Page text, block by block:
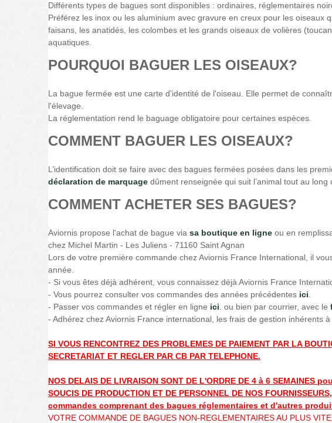
Différents types de bagues sont disponibles : ordinaires, réglementaires
Préférez les inox ou les aluminium avec gravure en creux pour les
faisans, les anatidés, les colombes et les grands oiseaux de volières
aquatiques.
POURQUOI BAGUER LES OISEAUX?
La bague fermée est une carte d'identité de l'oiseau. Elle permet de
l'élevage.
La réglementation rend le baguage obligatoire pour certaines espèces.
COMMENT BAGUER LES OISEAUX?
L’identification doit se faire avec des bagues fermées posées dans les
déclaration de marquage dûment renseignée qui suit l’animal tout au long
COMMENT ACHETER SES BAGUES?
Aviornis propose l'achat de bague via sa boutique en ligne ou en
chez Michel Martin - Les Juliens - 71160 Saint Agnan
Lors de votre première commande chez Aviornis France International, il
année.
- Si vous êtes déjà adhérent, vous connaissez déjà Aviornis France
- Vous pourrez consulter vos commandes des années précédentes ici
- Passer vos commandes et régler en ligne ici . ou bien par courrier, avec le
- Adhérez chez Aviornis France international, les frais de gestion inhérents
SI VOUS RENCONTREZ DES PROBLEMES DE PAIEMENT PAR LA
SECRETARIAT ET REGLER PAR CB PAR TELEPHONE.
NOS DELAIS DE LIVRAISON SONT DE L'ORDRE DE 4 à 6
SOUCIS DE PRODUCTION ET DE PERSONNEL DE NOS
commandes comprenant des bagues réglementaires et d'autres
VOTRE COMMANDE DE BAGUES NON-REGLEMENTAIRES AU PLUS